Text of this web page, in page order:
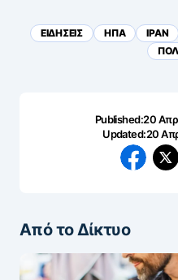
ΕΙΔΗΣΕΙΣ ΗΠΑ ΙΡΑΝ
Published:20
Updated:20
Από το Δίκτυο